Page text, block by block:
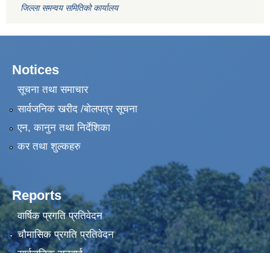
जिल्ला समन्वय समितिको कार्यालय
Notices
सूचना तथा समाचार
सार्वजनिक खरीद /बोलपत्र सूचना
एन, कानुन तथा निर्देशिका
कर तथा शुल्कहरु
Reports
वार्षिक प्रगति प्रतिवेदन
चौमासिक प्रगति प्रतिवेदन